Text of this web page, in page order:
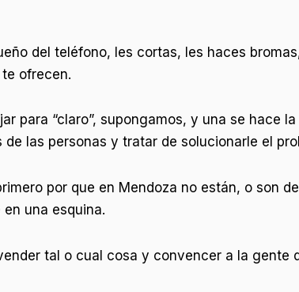
del teléfono, les cortas, les haces
ofrecen.
para “claro”, supongamos, y una se hace
las personas y tratar de solucionarle el
por que en Mendoza no están, o son
una esquina.
tal o cual cosa y convencer a la gente